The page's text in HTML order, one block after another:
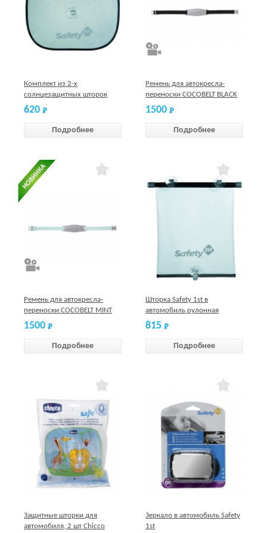
Комплект из 2-х
солнцезащитных шторок
Safety 1st
620
Подробнее
Ремень для автокресла-
переноски COCOBELT BLACK
1500
Подробнее
Ремень для автокресла-
переноски COCOBELT MINT
1500
Подробнее
Шторка Safety 1st в
автомобиль рулонная
815
Подробнее
Защитные шторки для
автомобиля, 2 шт Chicco
Зеркало в автомобиль Safety
1st